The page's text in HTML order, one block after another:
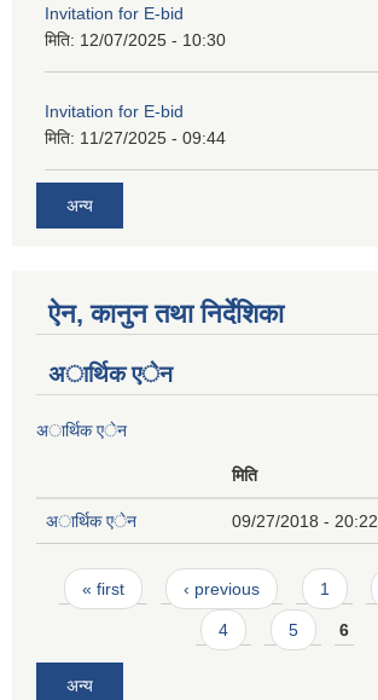
Invitation for E-bid
मिति: 12/07/2025 - 10:30
Invitation for E-bid
मिति: 11/27/2025 - 09:44
अन्य
ऐन, कानुन तथा निर्देशिका
अार्थिक एेन
अार्थिक एेन
मिति
अार्थिक एेन 09/27/2018 - 20:22
Pages
« first ‹ previous 1
4 5 6
अन्य